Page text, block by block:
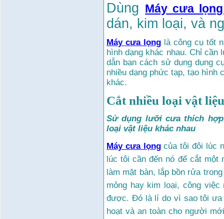
Dùng Máy cưa
dán, kim loại, và
Máy cưa lọnglà công cụ tốt
hình dạng khác nhau. Chỉ
dẫn bạn cách sử dụng dụng
nhiều dạng phức tạp, tạo hình
khác.
Cắt nhiều loại vật liệu
Sử dụng lưỡi cưa thích
loại vật liệu khác nhau
Máy cưa lọngcủa tôi đôi lúc
lúc tôi cần đến nó để cắt một
làm mặt bàn, lắp bồn rửa
mỏng hay kim loại, công
được. Đó là lí do vì sao tôi ưa
hoạt và an toàn cho người